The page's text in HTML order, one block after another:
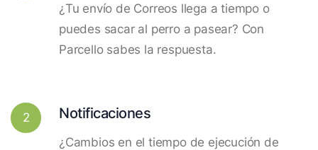
¿Tu envío de Correos llega a tiempo o
puedes sacar al perro a pasear? Con
Parcello sabes la respuesta.
2 Notificaciones
¿Cambios en el tiempo de ejecución de